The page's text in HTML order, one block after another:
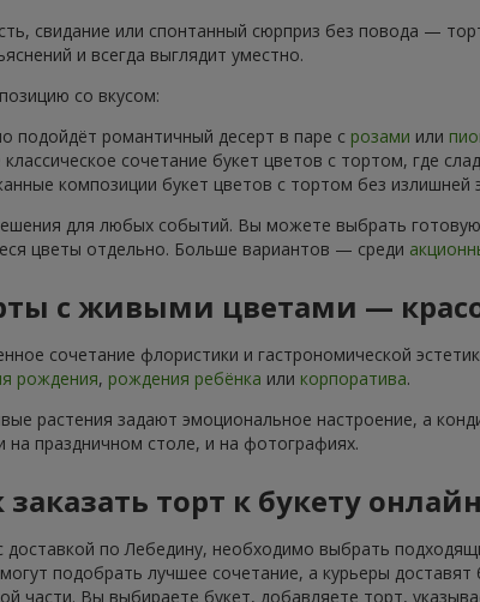
свидание или спонтанный сюрприз без повода —
и всегда выглядит уместно.
со вкусом:
подойдёт романтичный десерт в паре с розами или
сочетание букет цветов с тортом, где
композиции букет цветов с тортом без излишней
для любых событий. Вы можете выбрать
цветы отдельно. Больше вариантов — среди
с живыми цветами —
сочетание флористики и гастрономической
рождения, рождения ребёнка или корпоратива.
растения задают эмоциональное настроение, а
праздничном столе, и на фотографиях.
заказать торт к букету
по Лебедину, необходимо выбрать
подобрать лучшее сочетание, а курьеры
части. Вы выбираете букет, добавляете торт,